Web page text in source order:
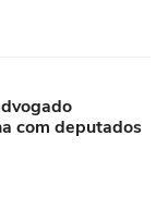
com deputados